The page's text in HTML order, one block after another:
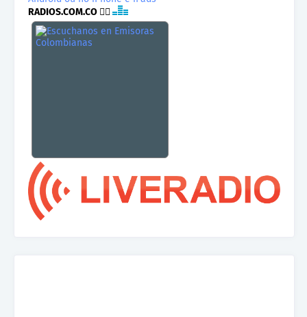
RADIOS.COM.CO 👉🏾